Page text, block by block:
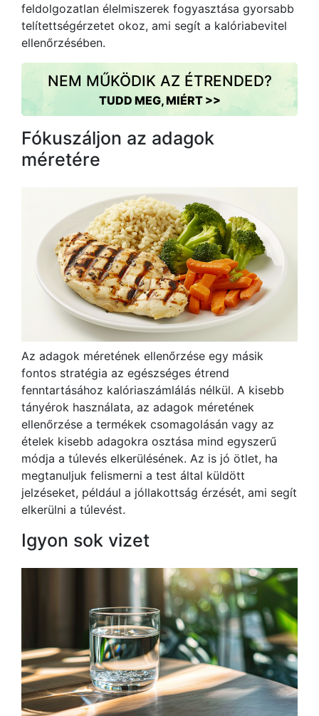
feldolgozatlan élelmiszerek fogyasztása gyorsabb
telítettségérzetet okoz, ami segít a kalóriabevitel
ellenőrzésében.
NEM MŰKÖDIK AZ ÉTRENDED?
TUDD MEG, MIÉRT >>
Fókuszáljon az adagok
méretére
Az adagok méretének ellenőrzése egy másik
fontos stratégia az egészséges étrend
fenntartásához kalóriaszámlálás nélkül. A kisebb
tányérok használata, az adagok méretének
ellenőrzése a termékek csomagolásán vagy az
ételek kisebb adagokra osztása mind egyszerű
módja a túlevés elkerülésének. Az is jó ötlet, ha
megtanuljuk felismerni a test által küldött
jelzéseket, például a jóllakottság érzését, ami segít
elkerülni a túlevést.
Igyon sok vizet